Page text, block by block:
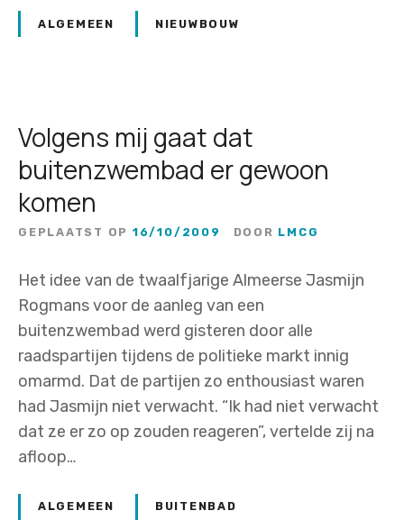
ALGEMEEN NIEUWBOUW
Volgens mij gaat dat
buitenzwembad er gewoon
komen
GEPLAATST OP 16/10/2009 DOOR LMCG
Het idee van de twaalfjarige Almeerse Jasmijn
Rogmans voor de aanleg van een
buitenzwembad werd gisteren door alle
raadspartijen tijdens de politieke markt innig
omarmd. Dat de partijen zo enthousiast waren
had Jasmijn niet verwacht. “Ik had niet verwacht
dat ze er zo op zouden reageren”, vertelde zij na
afloop…
ALGEMEEN BUITENBAD